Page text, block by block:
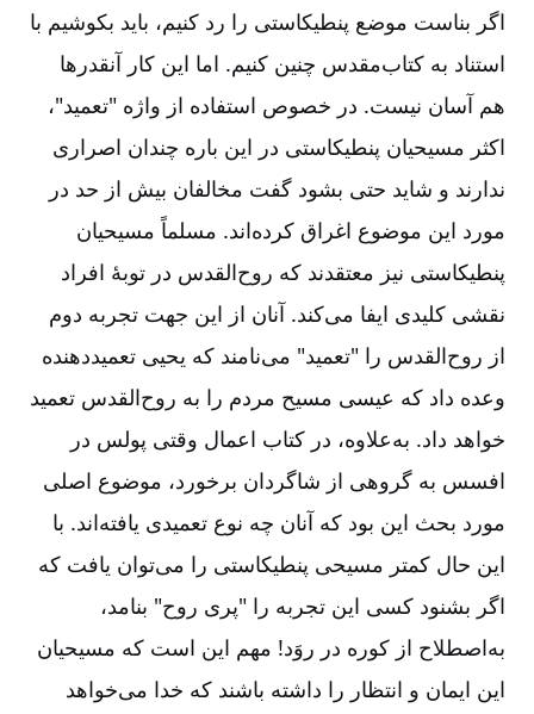
اگر بناست موضع پنطیکاستی را رد کنیم، باید بکوشیم با
استناد به کتاب‌مقدس چنین کنیم. اما این کار آنقدرها
هم آسان نیست. در خصوص استفاده از واژه "تعمید"،
اکثر مسیحیان پنطیکاستی در این باره چندان اصراری
ندارند و شاید حتی بشود گفت مخالفان بیش از حد در
مورد این موضوع اغراق کرده‌اند. مسلماً مسیحیان
پنطیکاستی نیز معتقدند که روح‌القدس در توبۀ افراد
نقشی کلیدی ایفا می‌کند. آنان از این جهت تجربه دوم
از روح‌القدس را "تعمید" می‌نامند که یحیی تعمیددهنده
وعده داد که عیسی مسیح مردم را به روح‌القدس تعمید
خواهد داد. به‌علاوه، در کتاب اعمال وقتی پولس در
افسس به گروهی از شاگردان برخورد، موضوع اصلی
مورد بحث این بود که آنان چه نوع تعمیدی یافته‌اند. با
این حال کمتر مسیحی پنطیکاستی را می‌توان یافت که
اگر بشنود کسی این تجربه را "پری روح" بنامد،
به‌اصطلاح از کوره در روَد! مهم این است که مسیحیان
این ایمان و انتظار را داشته باشند که خدا می‌خواهد